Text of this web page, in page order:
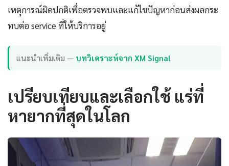
เหตุการณ์ผิดปกติเพื่อตรวจพบและแก้ไขปัญหาก่อนส่งผลกระ
ทบต่อ service ที่ให้บริการอยู่
แนะนำเพิ่มเติม — บทวิเคราะห์จาก XM Signal
เปรียบเทียบและเลือกใช้ แร่ที่
หายากที่สุดในโลก